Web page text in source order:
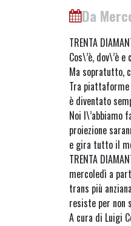
Da
TRENTA
Cos\’è, dov\’è
Ma sopratutto,
Tra
è diventato
Noi l\’abbiamo
proiezione
e gira tutto il
TRENTA
mercoledì a
trans più
resiste per non
A cura di Luigi